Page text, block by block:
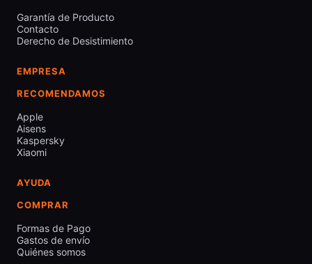
Garantía de Producto
Contacto
Derecho de Desistimiento
EMPRESA
RECOMENDAMOS
Apple
Aisens
Kaspersky
Xiaomi
AYUDA
COMPRAR
Formas de Pago
Gastos de envío
Quiénes somos